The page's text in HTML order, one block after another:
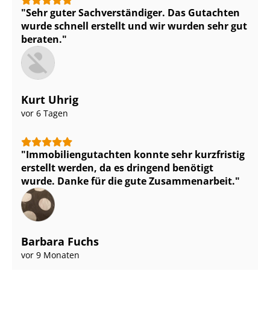
Sehr guter Sach­ver­stän­di­ger. Das Gutachten
wurde schnell erstellt und wir wurden sehr gut
beraten.
Kurt Uhrig
vor 6 Tagen
Im­mo­bi­li­en­gut­ach­ten konnte sehr kurzfristig
erstellt werden, da es dringend benötigt
wurde. Danke für die gute Zusammenarbeit.
Barbara Fuchs
vor 9 Monaten